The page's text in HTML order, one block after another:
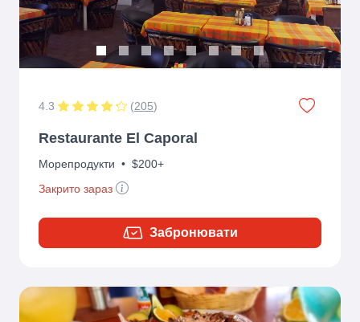
4.3 (205)
Restaurante El Caporal
Морепродукти • $200+
Закрито зараз
Забронювати